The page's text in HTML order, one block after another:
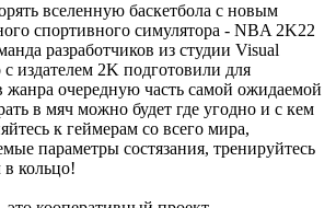
вселенную баскетбола с новым
спортивного симулятора - NBA 2K22
разработчиков из студии Visual
с издателем 2K подготовили для
жанра очередную часть самой ожидаемой
в мяч можно будет где угодно и с кем
к геймерам со всего мира,
параметры состязания, тренируйтесь
в кольцо!